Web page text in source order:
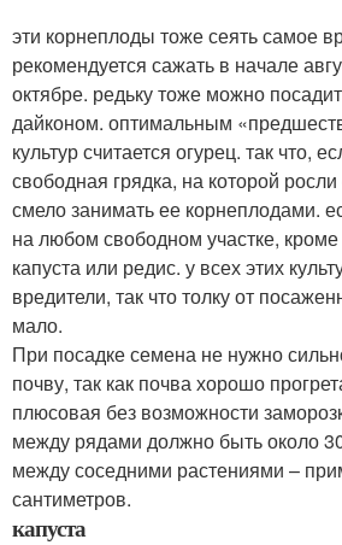
эти корнеплоды тоже сеять самое
рекомендуется сажать в начале
октябре. редьку тоже можно
дайконом. оптимальным
культур считается огурец. так что,
свободная грядка, на которой
смело занимать ее корнеплодами.
на любом свободном участке, кроме
капуста или редис. у всех этих
вредители, так что толку от
мало.
При посадке семена не нужно
почву, так как почва хорошо
плюсовая без возможности
между рядами должно быть около
между соседними растениями –
сантиметров.
капуста